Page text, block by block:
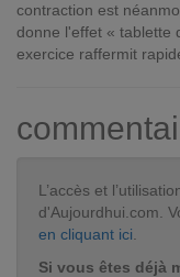
contraction est
donne l'effet « tablette
exercice raffermit
L’accès et
d'Aujourdhui.com.
en cliquant ici
Si vous êtes déjà